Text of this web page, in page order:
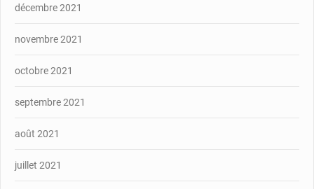
décembre 2021
novembre 2021
octobre 2021
septembre 2021
août 2021
juillet 2021